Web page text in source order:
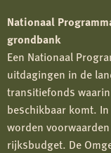
Nationaal
grondbank
Een Nationaal
uitdagingen in de
transitiefonds
beschikbaar komt.
worden
rijksbudget. De